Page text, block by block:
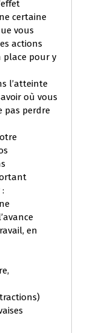
certaine
vous
actions
place pour y
l’atteinte
où vous
pas perdre
en